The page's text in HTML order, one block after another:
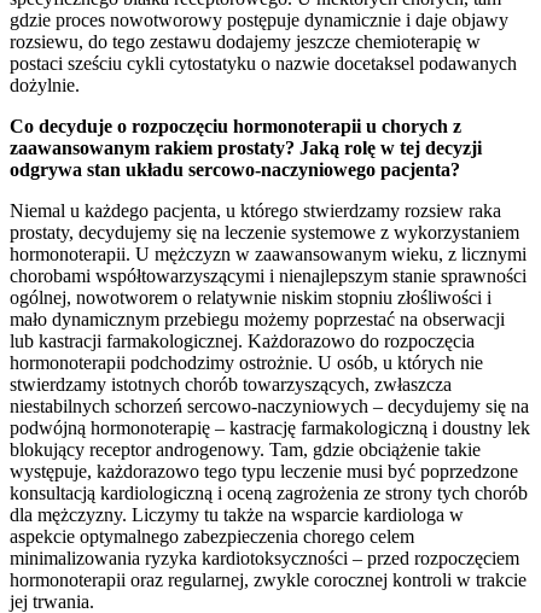
gdzie proces nowotworowy postępuje dynamicznie i daje objawy
rozsiewu, do tego zestawu dodajemy jeszcze chemioterapię w
postaci sześciu cykli cytostatyku o nazwie docetaksel podawanych
dożylnie.
Co decyduje o rozpoczęciu hormonoterapii u chorych z
zaawansowanym rakiem prostaty? Jaką rolę w tej decyzji
odgrywa stan układu sercowo-naczyniowego pacjenta?
Niemal u każdego pacjenta, u którego stwierdzamy rozsiew raka
prostaty, decydujemy się na leczenie systemowe z wykorzystaniem
hormonoterapii. U mężczyzn w zaawansowanym wieku, z licznymi
chorobami współtowarzyszącymi i nienajlepszym stanie sprawności
ogólnej, nowotworem o relatywnie niskim stopniu złośliwości i
mało dynamicznym przebiegu możemy poprzestać na obserwacji
lub kastracji farmakologicznej. Każdorazowo do rozpoczęcia
hormonoterapii podchodzimy ostrożnie. U osób, u których nie
stwierdzamy istotnych chorób towarzyszących, zwłaszcza
niestabilnych schorzeń sercowo-naczyniowych – decydujemy się na
podwójną hormonoterapię – kastrację farmakologiczną i doustny lek
blokujący receptor androgenowy. Tam, gdzie obciążenie takie
występuje, każdorazowo tego typu leczenie musi być poprzedzone
konsultacją kardiologiczną i oceną zagrożenia ze strony tych chorób
dla mężczyzny. Liczymy tu także na wsparcie kardiologa w
aspekcie optymalnego zabezpieczenia chorego celem
minimalizowania ryzyka kardiotoksyczności – przed rozpoczęciem
hormonoterapii oraz regularnej, zwykle corocznej kontroli w trakcie
jej trwania.